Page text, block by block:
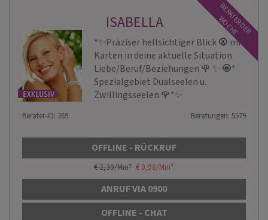
ISABELLA BERATER DER
WOCHE
*✨Präziser hellsichtiger Blick 🧿 mit
Karten in deine aktuelle Situation
Liebe/Beruf/Beziehungen 🌹 ✨ 🧿*
Spezialgebiet Dualseelen u.
Zwillingsseelen 🌹*✨
Berater-ID: 269 Beratungen: 5579
OFFLINE - RÜCKRUF
€ 2,39/Min* € 0,98/Min*
ANRUF VIA 0900
OFFLINE - CHAT